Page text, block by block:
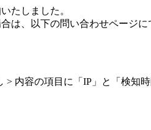
たしました。
は、以下の問い合わせページに
内容の項目に「IP」と「検知